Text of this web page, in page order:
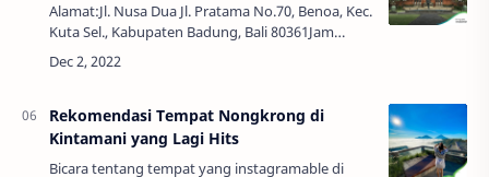
Alamat:Jl. Nusa Dua Jl. Pratama No.70, Benoa, Kec.
Kuta Sel., Kabupaten Badung, Bali 80361Jam
Buka:09:00 - 18:00 WIBNo. Telepon:(0361)
776555Halaman Bhagawan Bali Energi Tarik sert…
Rekomendasi Tempat Nongkrong di
Kintamani yang Lagi Hits
Bicara tentang tempat yang instagramable di